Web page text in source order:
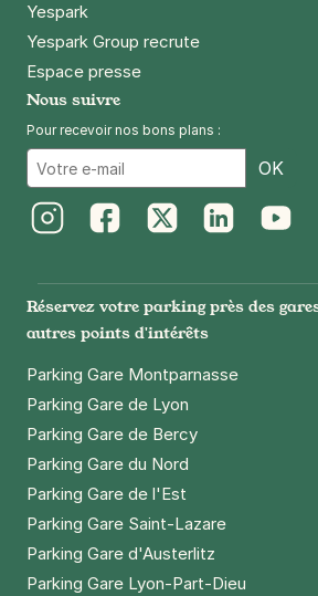
Yespark
Yespark Group recrute
Espace presse
Nous suivre
Pour recevoir nos bons plans :
OK
Réservez votre parking près des
autres points d'intérêts
Parking Gare Montparnasse
Parking Gare de Lyon
Parking Gare de Bercy
Parking Gare du Nord
Parking Gare de l'Est
Parking Gare Saint-Lazare
Parking Gare d'Austerlitz
Parking Gare Lyon-Part-Dieu